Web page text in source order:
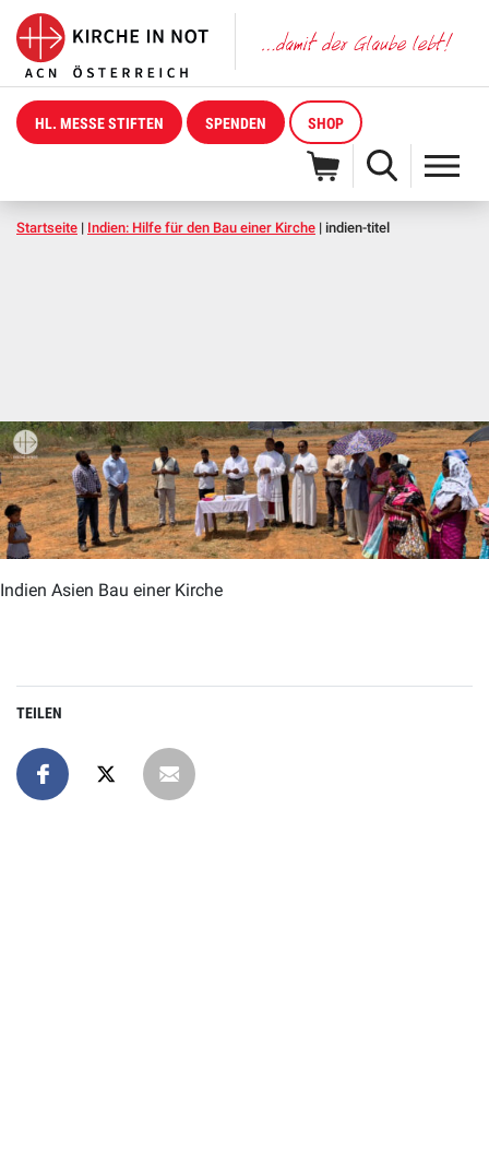
HL. MESSE STIFTEN SPENDEN SHOP
Startseite | Indien: Hilfe für den Bau einer Kirche | indien-titel
Indien Asien Bau einer Kirche
TEILEN